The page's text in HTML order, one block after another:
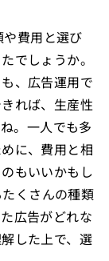
費用と選び
でしょうか。
、広告運用で
れば、生産性
。一人でも多
に、費用と相
もいいかもし
くさんの種類
広告がどれな
した上で、選